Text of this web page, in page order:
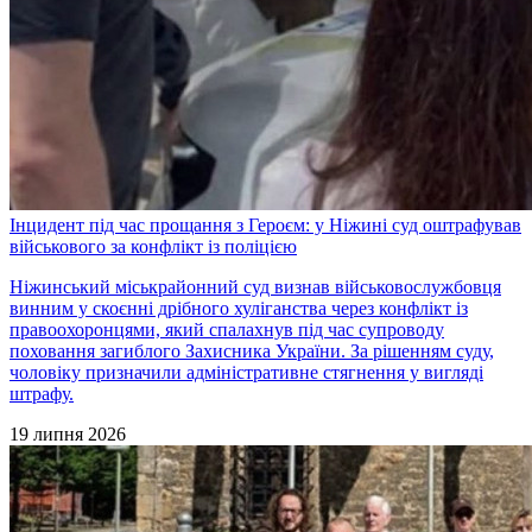
Інцидент під час прощання з Героєм: у Ніжині суд оштрафував
військового за конфлікт із поліцією
Ніжинський міськрайонний суд визнав військовослужбовця
винним у скоєнні дрібного хуліганства через конфлікт із
правоохоронцями, який спалахнув під час супроводу
поховання загиблого Захисника України. За рішенням суду,
чоловіку призначили адміністративне стягнення у вигляді
штрафу.
19 липня 2026